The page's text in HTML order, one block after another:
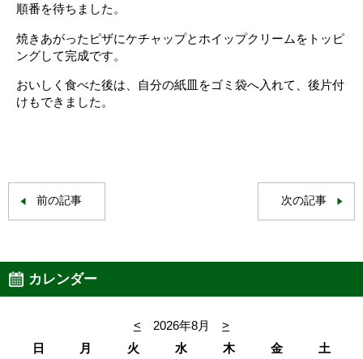
順番を待ちました。
焼きあがったピザにケチャップとホイップクリームをトッピ
ングして完成です。
おいしく食べた後は、自分の紙皿をゴミ袋へ入れて、後片付
けもできました。
前の記事 次の記事
カレンダー
< 2026年8月
>
日
月 火 水 木 金
土